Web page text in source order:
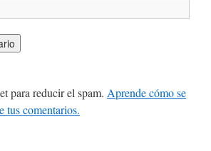
para reducir el spam. Aprende cómo se
tus comentarios.